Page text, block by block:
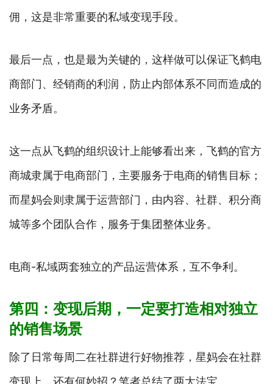
佣，这是非常重要的私域变现手段。
最后一点，也是最为关键的，这样做可以保证飞鹤电
商部门、经销商的利润，防止内部体系不同而造成的
业务矛盾。
这一点从飞鹤的组织设计上能够看出来，飞鹤的官方
商城隶属于电商部门，主要服务于电商的销售目标；
而星妈会则隶属于运营部门，由内容、社群、积分商
城等多个团队合作，服务于集团整体业务。
电商-私域两套独立的产品运营体系，互不争利。
第四：变现后期，一定要打造相对独立
的销售场景
除了日常每周二在社群进行好物推荐，星妈会在社群